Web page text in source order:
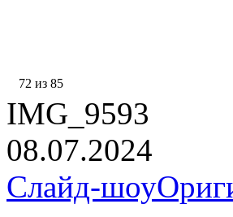
72 из 85
IMG_9593
08.07.2024
Слайд-шоу